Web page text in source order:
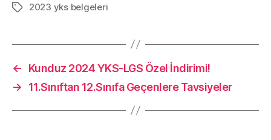
Etiketler2023 yks belgeleri
←
Kunduz 2024 YKS-LGS Özel İndirimi!
→
11.Sınıftan 12.Sınıfa Geçenlere Tavsiyeler